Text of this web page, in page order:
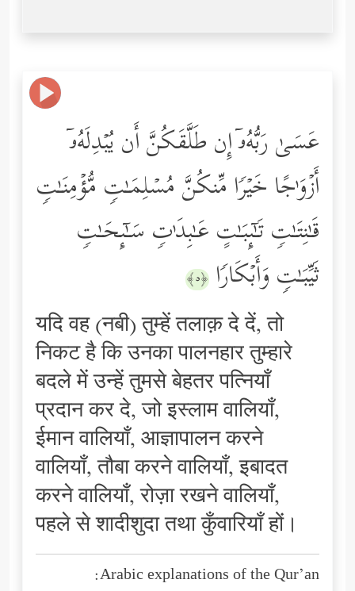
عَسَىٰ رَبُّهُۥۤ إِن طَلَّقَكُنَّ أَن یُبۡدِلَهُۥۤ
أَزۡوَ ٰ⁠جًا خَیۡرࣰا مِّنكُنَّ مُسۡلِمَـٰتࣲ مُّؤۡمِنَـٰتࣲ
قَـٰنِتَـٰتࣲ تَـٰۤىِٕبَـٰتٍ عَـٰبِدَ ٰ⁠تࣲ سَـٰۤىِٕحَـٰتࣲ
ثَیِّبَـٰتࣲ وَأَبۡكَارࣰا ﴿٥﴾
यदि वह (नबी) तुम्हें तलाक़ दे दें, तो
निकट है कि उनका पालनहार तुम्हारे
बदले में उन्हें तुमसे बेहतर पत्नियाँ
प्रदान कर दे, जो इस्लाम वालियाँ,
ईमान वालियाँ, आज्ञापालन करने
वालियाँ, तौबा करने वालियाँ, इबादत
करने वालियाँ, रोज़ा रखने वालियाँ,
पहले से शादीशुदा तथा कुँवारियाँ हों।
Arabic explanations of the Qur’an: